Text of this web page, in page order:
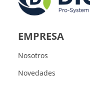
EMPRESA
Nosotros
Novedades